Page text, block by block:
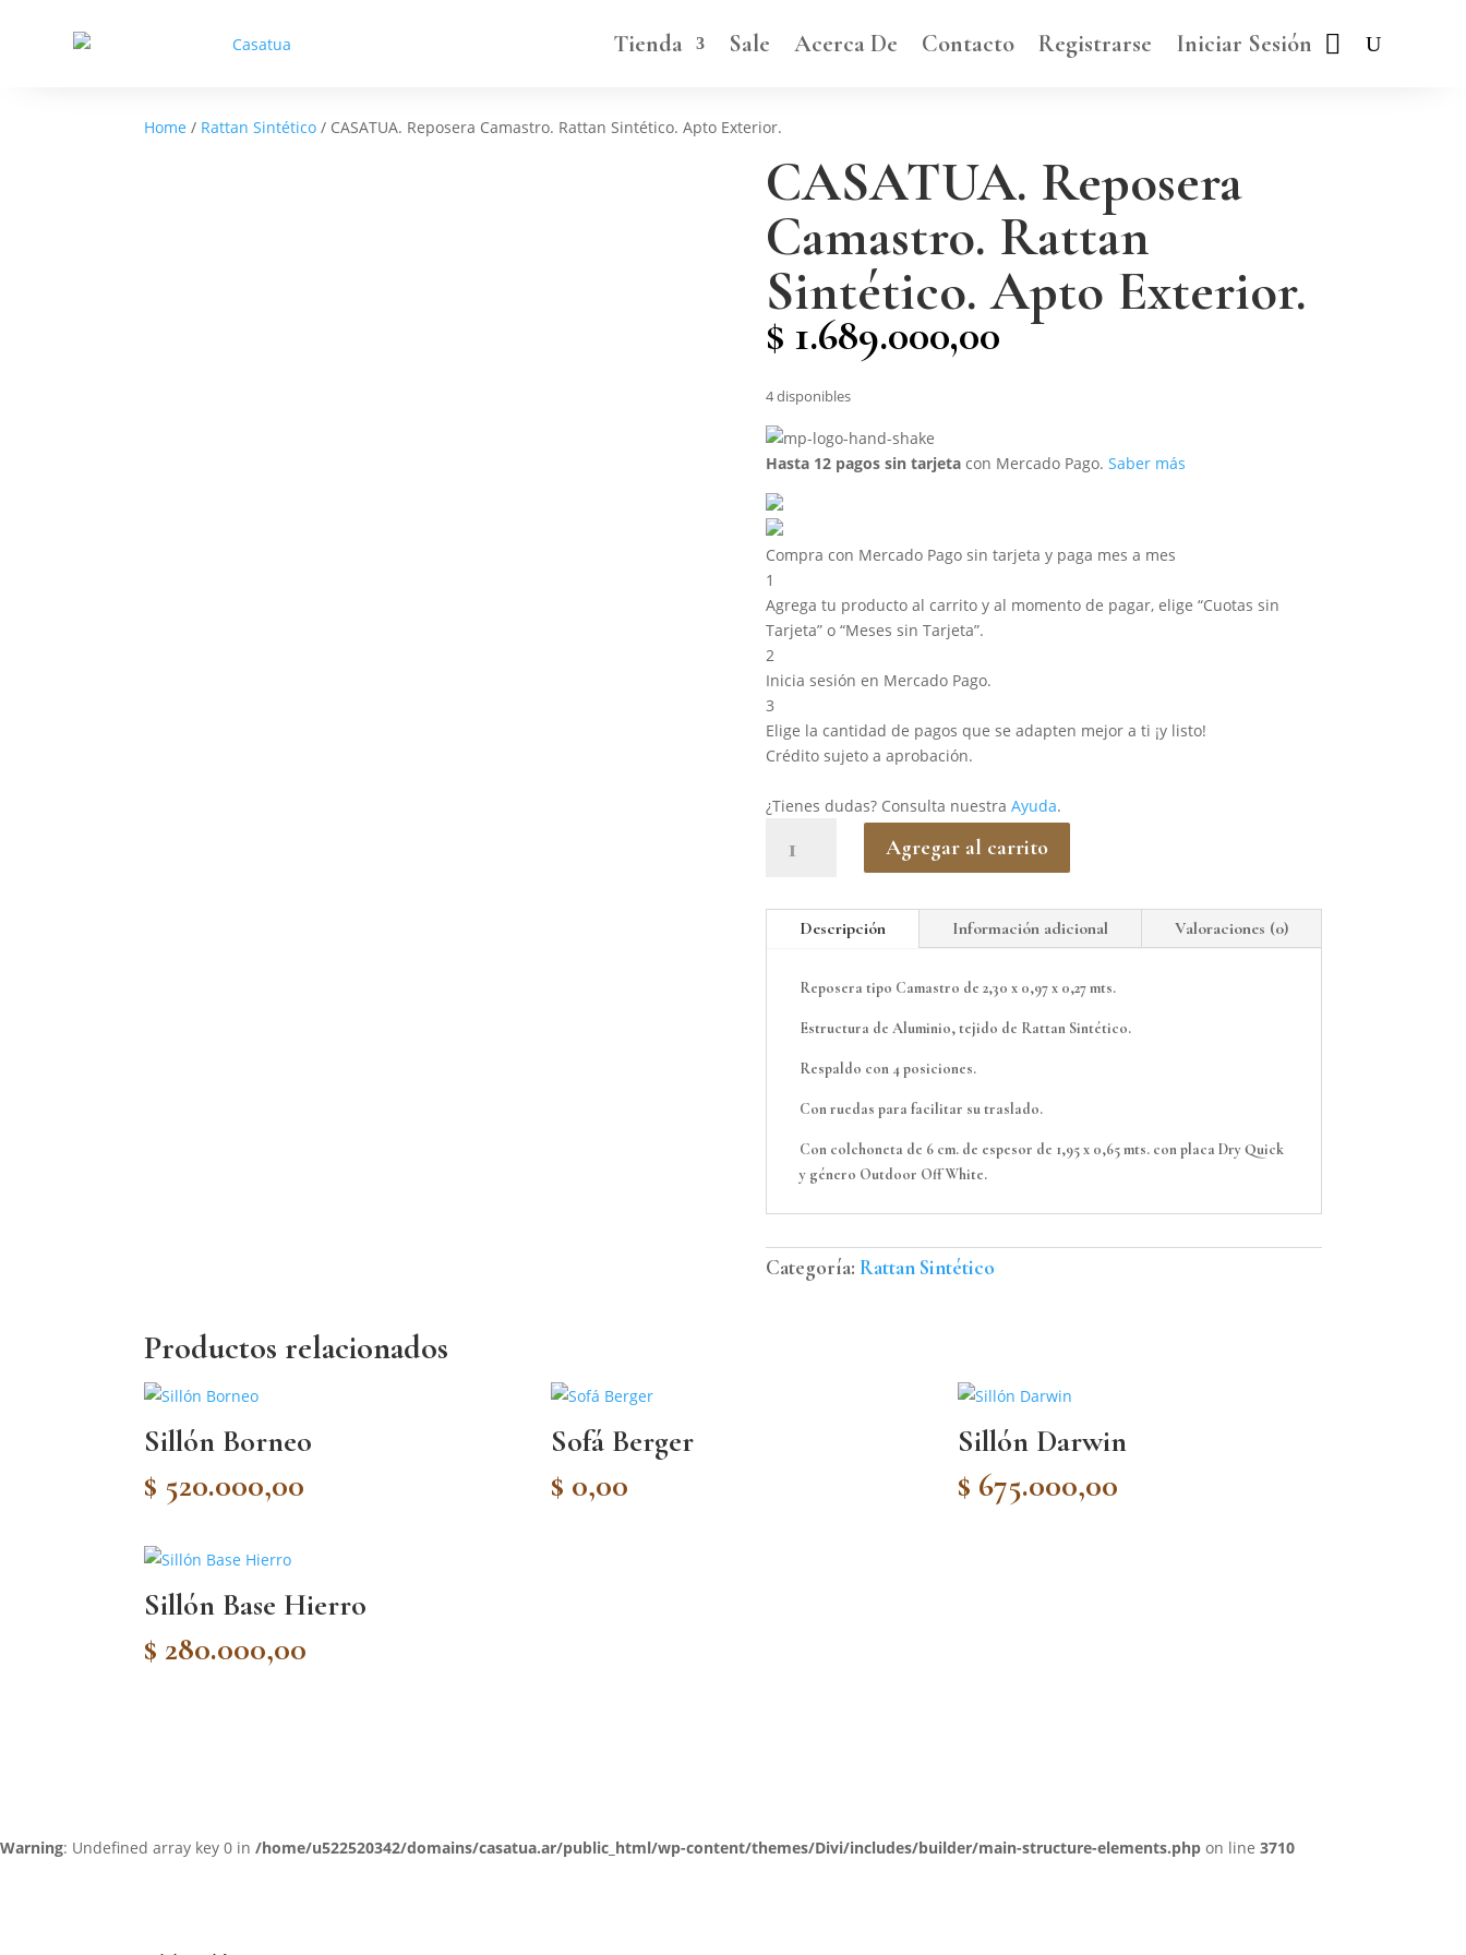
Tienda Sale Acerca De Contacto Registrarse Iniciar Sesión
Home / Rattan Sintético / CASATUA. Reposera Camastro. Rattan Sintético. Apto Exterior.
CASATUA. Reposera
Camastro. Rattan
Sintético. Apto Exterior.
$ 1.689.000,00
4 disponibles
Hasta 12 pagos sin tarjetacon Mercado Pago. Saber más
Compra con Mercado Pago sin tarjeta y paga mes a mes
1
Agrega tu producto al carrito y al momento de pagar, elige “Cuotas sin
Tarjeta” o “Meses sin Tarjeta”.
2
Inicia sesión en Mercado Pago.
3
Elige la cantidad de pagos que se adapten mejor a ti ¡y listo!
Crédito sujeto a aprobación.
¿Tienes dudas? Consulta nuestra Ayuda.
Reposera
Rattan
Sintético.
Exterior.
Agregar al carrito
Descripción Información adicional Valoraciones (0)
Reposera tipo Camastro de 2,30 x 0,97 x 0,27 mts.
Estructura de Aluminio, tejido de Rattan Sintético.
Respaldo con 4 posiciones.
Con ruedas para facilitar su traslado.
Con colchoneta de 6 cm. de espesor de 1,95 x 0,65 mts. con placa Dry Quick
y género Outdoor Off White.
Categoría: Rattan Sintético
Productos relacionados
Sillón Borneo
$ 520.000,00
Sofá Berger
$ 0,00
Sillón Darwin
$ 675.000,00
Sillón Base Hierro
$ 280.000,00
Warning: Undefined array key 0 in /home/u522520342/domains/casatua.ar/public_html/wp-content/themes/Divi/includes/builder/main-structure-elements.php on line 3710